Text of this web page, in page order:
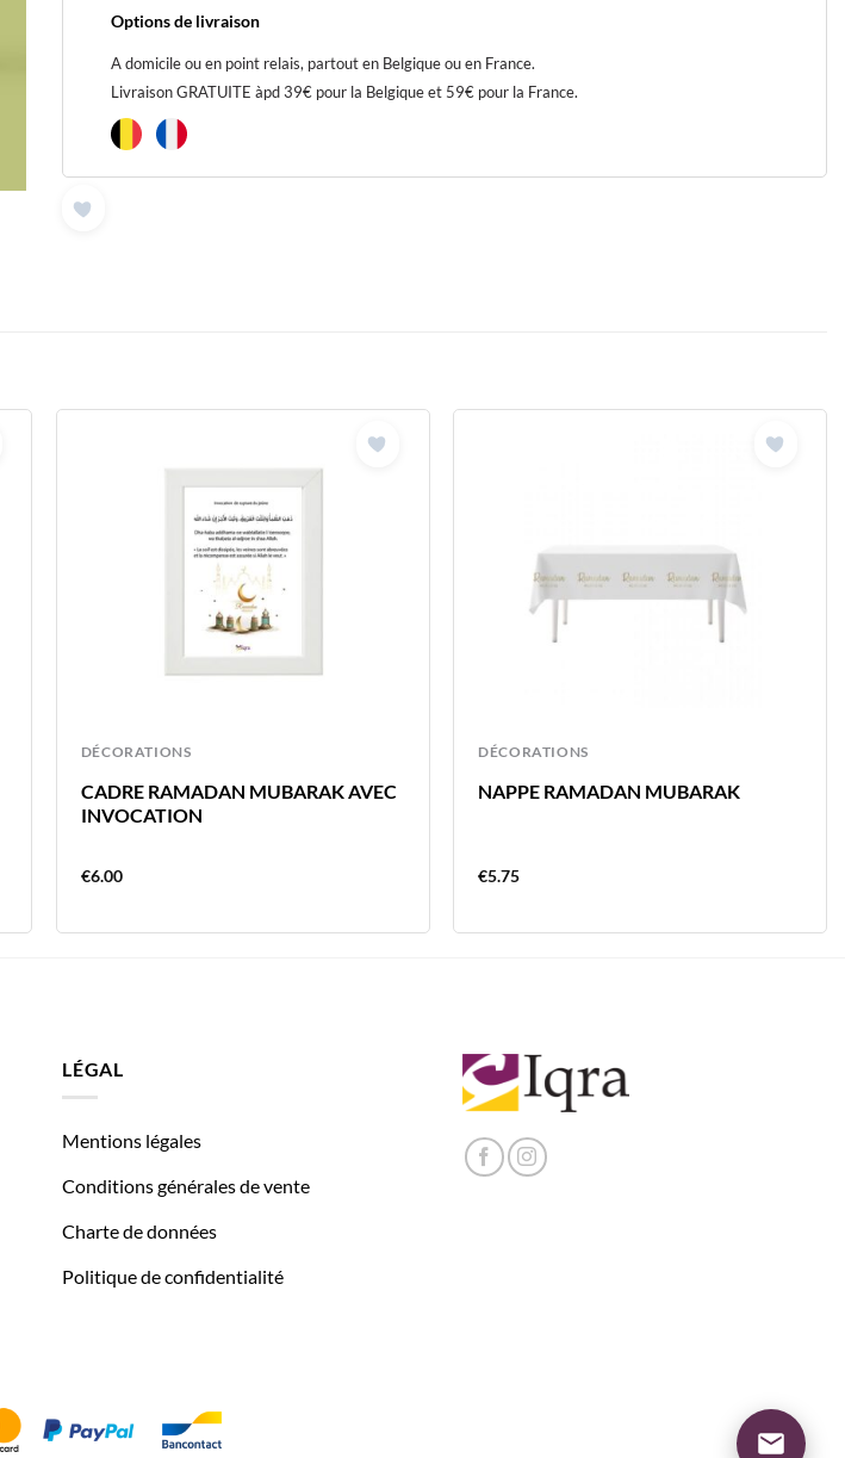
Options de livraison
A domicile ou en point relais, partout en Belgique ou en France.
Livraison GRATUITE àpd 39€ pour la Belgique et 59€ pour la France.
DÉCORATIONS
CADRE RAMADAN MUBARAK AVEC
INVOCATION
€6.00
DÉCORATIONS
NAPPE RAMADAN MUBARAK
€5.75
LÉGAL
Mentions légales
Conditions générales de vente
Charte de données
Politique de confidentialité